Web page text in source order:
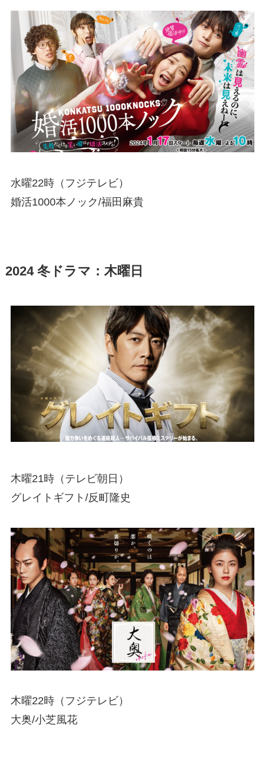
水曜22時（フジテレビ）
婚活1000本ノック/福田麻貴
2024 冬ドラマ：木曜日
木曜21時（テレビ朝日）
グレイトギフト/反町隆史
木曜22時（フジテレビ）
大奥/小芝風花